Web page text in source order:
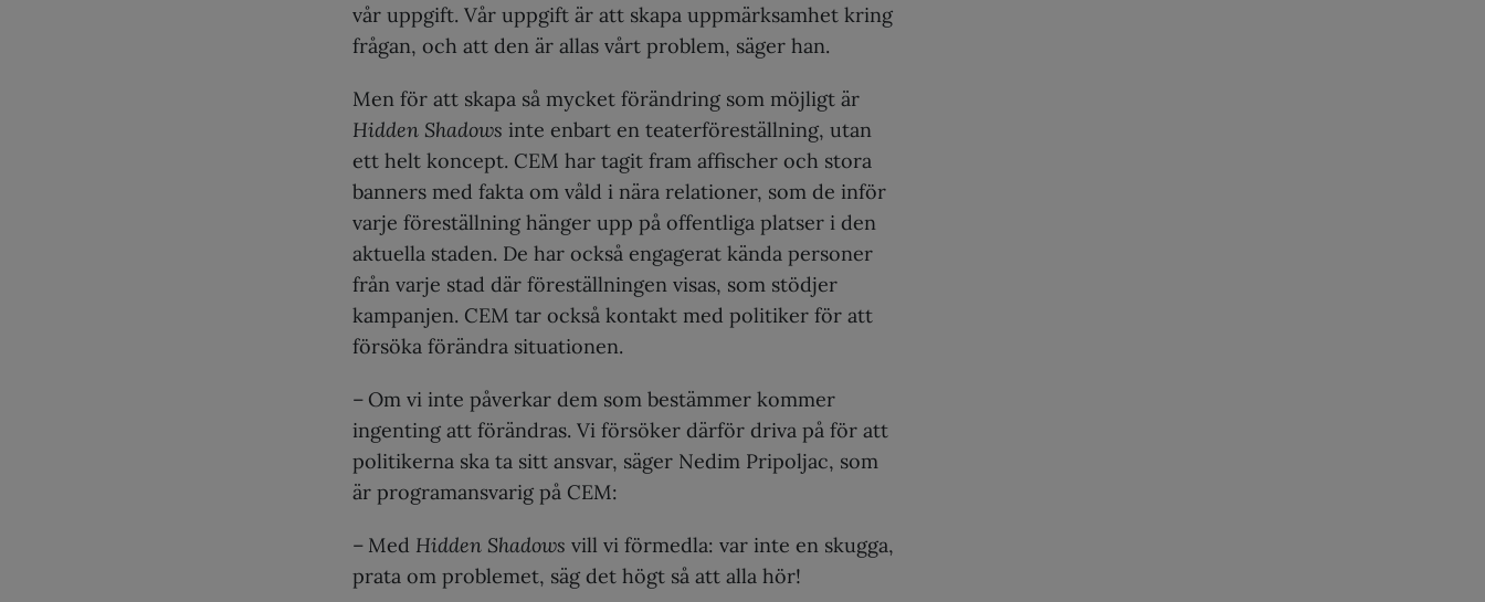
vår uppgift. Vår uppgift är att skapa uppmärksamhet kring
frågan, och att den är allas vårt problem, säger han.
Men för att skapa så mycket förändring som möjligt är
Hidden Shadows inte enbart en teaterföreställning, utan
ett helt koncept. CEM har tagit fram affischer och stora
banners med fakta om våld i nära relationer, som de inför
varje föreställning hänger upp på offentliga platser i den
aktuella staden. De har också engagerat kända personer
från varje stad där föreställningen visas, som stödjer
kampanjen. CEM tar också kontakt med politiker för att
försöka förändra situationen.
– Om vi inte påverkar dem som bestämmer kommer
ingenting att förändras. Vi försöker därför driva på för att
politikerna ska ta sitt ansvar, säger Nedim Pripoljac, som
är programansvarig på CEM:
– Med Hidden Shadows vill vi förmedla: var inte en skugga,
prata om problemet, säg det högt så att alla hör!